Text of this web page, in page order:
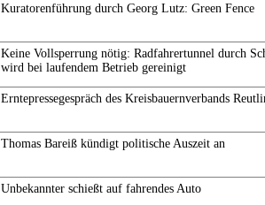
Kuratorenführung durch Georg Lutz: Green Fence
Keine Vollsperrung nötig: Radfahrertunnel durch
wird bei laufendem Betrieb gereinigt
Erntepressegespräch des Kreisbauernverbands
Thomas Bareiß kündigt politische Auszeit an
Unbekannter schießt auf fahrendes Auto